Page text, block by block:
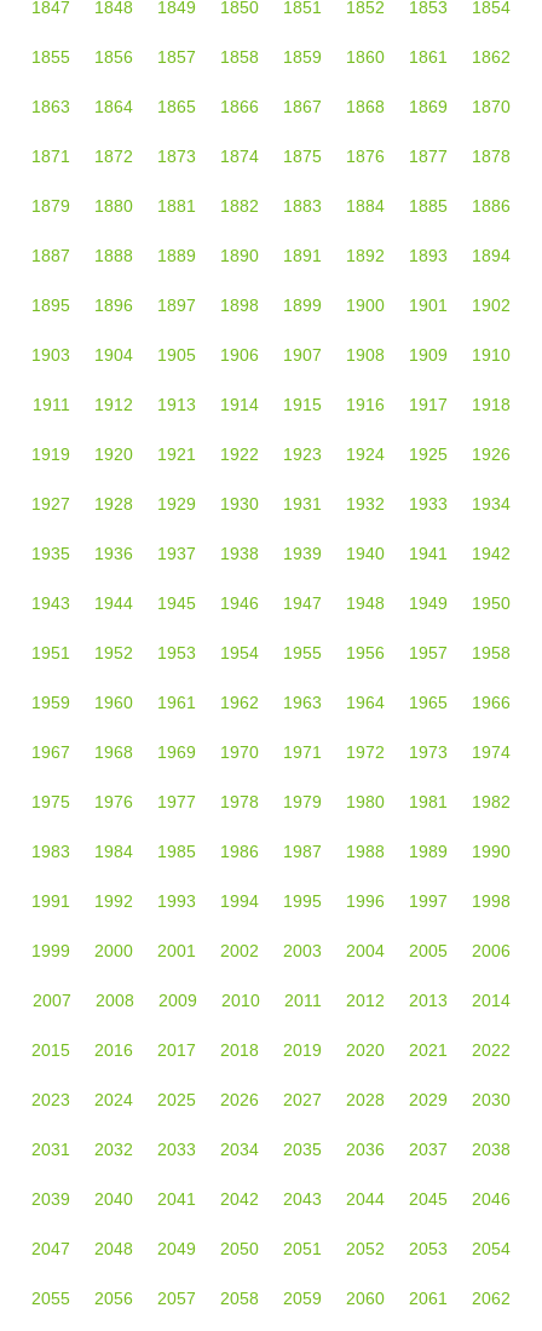
1847 1848 1849 1850 1851 1852 1853 1854
1855 1856 1857 1858 1859 1860 1861 1862
1863 1864 1865 1866 1867 1868 1869 1870
1871 1872 1873 1874 1875 1876 1877 1878
1879 1880 1881 1882 1883 1884 1885 1886
1887 1888 1889 1890 1891 1892 1893 1894
1895 1896 1897 1898 1899 1900 1901 1902
1903 1904 1905 1906 1907 1908 1909 1910
1911 1912 1913 1914 1915 1916 1917 1918
1919 1920 1921 1922 1923 1924 1925 1926
1927 1928 1929 1930 1931 1932 1933 1934
1935 1936 1937 1938 1939 1940 1941 1942
1943 1944 1945 1946 1947 1948 1949 1950
1951 1952 1953 1954 1955 1956 1957 1958
1959 1960 1961 1962 1963 1964 1965 1966
1967 1968 1969 1970 1971 1972 1973 1974
1975 1976 1977 1978 1979 1980 1981 1982
1983 1984 1985 1986 1987 1988 1989 1990
1991 1992 1993 1994 1995 1996 1997 1998
1999 2000 2001 2002 2003 2004 2005 2006
2007 2008 2009 2010 2011 2012 2013 2014
2015 2016 2017 2018 2019 2020 2021 2022
2023 2024 2025 2026 2027 2028 2029 2030
2031 2032 2033 2034 2035 2036 2037 2038
2039 2040 2041 2042 2043 2044 2045 2046
2047 2048 2049 2050 2051 2052 2053 2054
2055 2056 2057 2058 2059 2060 2061 2062